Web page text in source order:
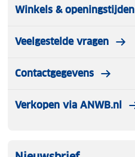
Winkels & openingstijden
Veelgestelde vragen
Contactgegevens
Verkopen via ANWB.nl